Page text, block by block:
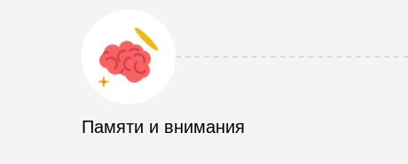
Памяти и внимания